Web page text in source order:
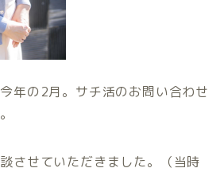
年の2月。サチ活のお問い合わせ
させていただきました。（当時